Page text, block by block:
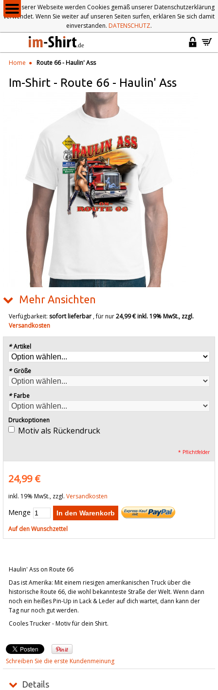
Auf unserer Webseite werden Cookies gemäß unserer Datenschutzerklärung
verwendet. Wenn Sie weiter auf unseren Seiten surfen, erklären Sie sich damit
einverstanden. DATENSCHUTZ.
Home Route 66 - Haulin' Ass
Im-Shirt - Route 66 - Haulin' Ass
Mehr Ansichten
Haulin' Ass on Route 66
Das ist Amerika: Mit einem riesigen amerikanischen Truck über die
historische Route 66, die wohl bekannteste Straße der Welt. Wenn dann
noch ein heißes Pin-Up in Lack & Leder auf dich wartet, dann kann der
Tag nur noch gut werden.
Cooles Trucker - Motiv für dein Shirt.
Verfügbarkeit: sofort lieferbar, für nur24,99 €inkl. 19% MwSt., zzgl.
Versandkosten
* Artikel
* Größe
* Farbe
Druckoptionen
Motiv als Rückendruck
* Pflichtfelder
24,99 €
inkl. 19% MwSt., zzgl. Versandkosten
Menge In den Warenkorb
Auf den Wunschzettel
Schreiben Sie die erste Kundenmeinung
Details